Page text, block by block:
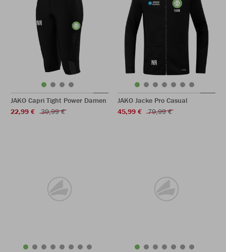
JAKO Capri Tight Power Damen
22,99 €
39,99 €
JAKO Jacke Pro Casual
45,99 €
79,99 €